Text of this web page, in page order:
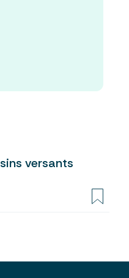
versants